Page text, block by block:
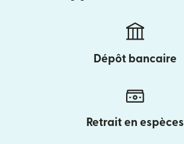
Dépôt bancaire
Retrait en espèces